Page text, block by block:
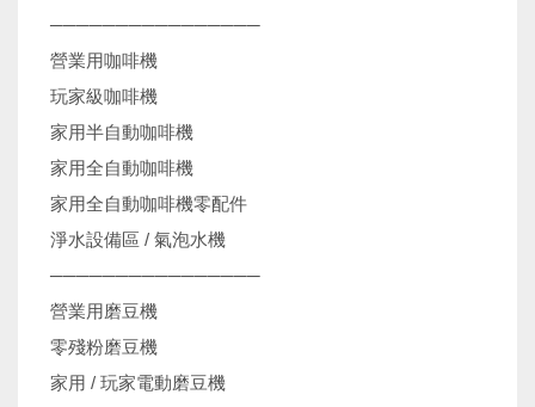
────────────────
營業用咖啡機
玩家級咖啡機
家用半自動咖啡機
家用全自動咖啡機
家用全自動咖啡機零配件
淨水設備區 / 氣泡水機
────────────────
營業用磨豆機
零殘粉磨豆機
家用 / 玩家電動磨豆機